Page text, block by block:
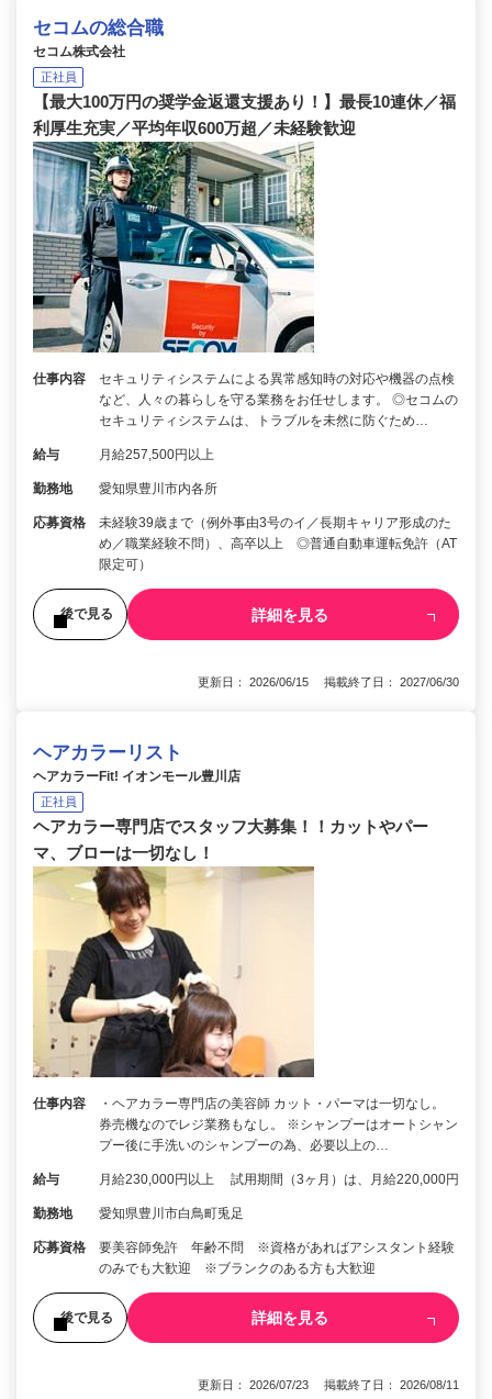
セコムの総合職
セコム株式会社
正社員
【最大100万円の奨学金返還支援あり！】最長10連休／福
利厚生充実／平均年収600万超／未経験歓迎
仕事内容
セキュリティシステムによる異常感知時の対応や機器の点検
など、人々の暮らしを守る業務をお任せします。 ◎セコムの
セキュリティシステムは、トラブルを未然に防ぐため…
給与 月給257,500円以上
勤務地 愛知県豊川市内各所
応募資格
未経験39歳まで（例外事由3号のイ／長期キャリア形成のた
め／職業経験不問）、高卒以上 ◎普通自動車運転免許（AT
限定可）
後で見る 詳細を見る
更新日： 2026/06/15 掲載終了日： 2027/06/30
ヘアカラーリスト
ヘアカラーFit! イオンモール豊川店
正社員
ヘアカラー専門店でスタッフ大募集！！カットやパー
マ、ブローは一切なし！
仕事内容
・ヘアカラー専門店の美容師 カット・パーマは一切なし。
券売機なのでレジ業務もなし。 ※シャンプーはオートシャン
プー後に手洗いのシャンプーの為、必要以上の…
給与 月給230,000円以上 試用期間（3ヶ月）は、月給220,000円
勤務地 愛知県豊川市白鳥町兎足
応募資格
要美容師免許 年齢不問 ※資格があればアシスタント経験
のみでも大歓迎 ※ブランクのある方も大歓迎
後で見る 詳細を見る
更新日： 2026/07/23 掲載終了日： 2026/08/11